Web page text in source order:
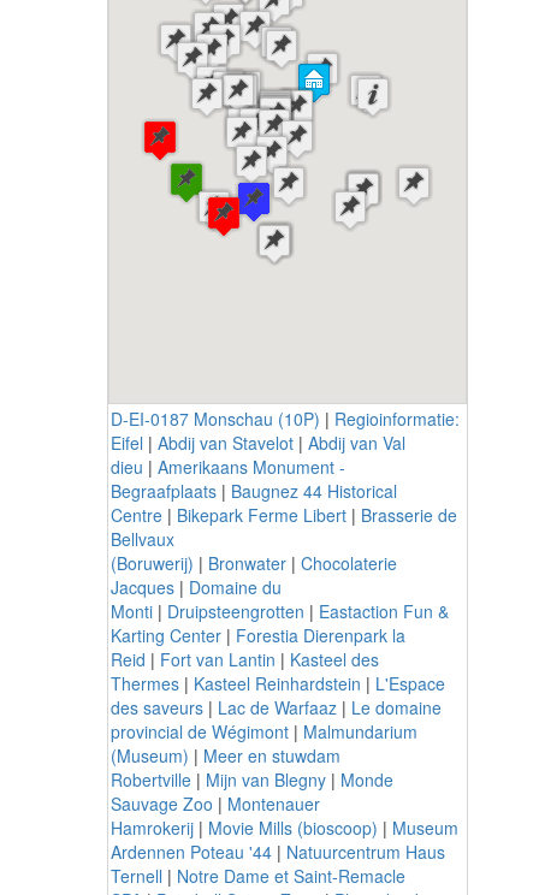
D-EI-0187 Monschau (10P) | Regioinformatie:
Eifel | Abdij van Stavelot | Abdij van Val
dieu | Amerikaans Monument -
Begraafplaats | Baugnez 44 Historical
Centre | Bikepark Ferme Libert | Brasserie de
Bellvaux
(Boruwerij) | Bronwater | Chocolaterie
Jacques | Domaine du
Monti | Druipsteengrotten | Eastaction Fun &
Karting Center | Forestia Dierenpark la
Reid | Fort van Lantin | Kasteel des
Thermes | Kasteel Reinhardstein | L'Espace
des saveurs | Lac de Warfaaz | Le domaine
provincial de Wégimont | Malmundarium
(Museum) | Meer en stuwdam
Robertville | Mijn van Blegny | Monde
Sauvage Zoo | Montenauer
Hamrokerij | Movie Mills (bioscoop) | Museum
Ardennen Poteau '44 | Natuurcentrum Haus
Ternell | Notre Dame et Saint-Remacle